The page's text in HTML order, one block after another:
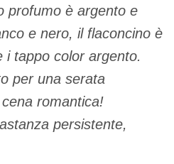
profumo è argento e
e nero, il flaconcino è
tappo color argento.
per una serata
romantica!
persistente,